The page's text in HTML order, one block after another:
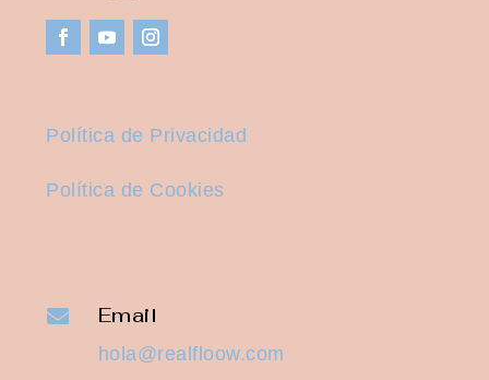
Política de Privacidad
Política de Cookies
 Email
hola@realfloow.com